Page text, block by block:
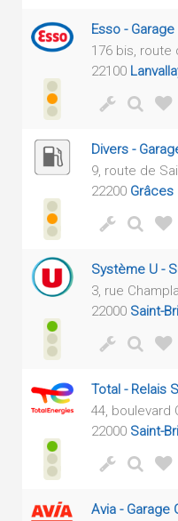
Esso -
176 bis, route
22100
Divers -
9, route de
22200 Grâces
Système U -
3, rue
22000 Saint-
Total - Relais
44, boulevard
22000 Saint-
Avia - Garage